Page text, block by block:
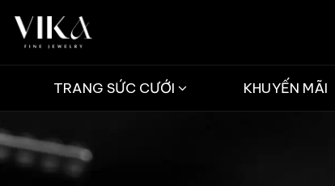
TRANG SỨC CƯỚI KHUYẾN MÃI